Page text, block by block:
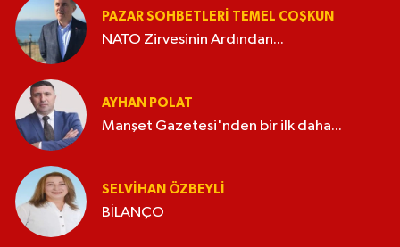
PAZAR SOHBETLERI TEMEL COŞKUN
NATO Zirvesinin Ardından...
AYHAN POLAT
Manşet Gazetesi'nden bir ilk daha...
SELVIHAN ÖZBEYLI
BİLANÇO